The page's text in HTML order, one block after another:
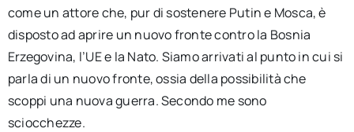
come un attore che, pur di sostenere Putin e Mosca, è
disposto ad aprire un nuovo fronte contro la Bosnia
Erzegovina, l’UE e la Nato. Siamo arrivati al punto in cui si
parla di un nuovo fronte, ossia della possibilità che
scoppi una nuova guerra. Secondo me sono
sciocchezze.